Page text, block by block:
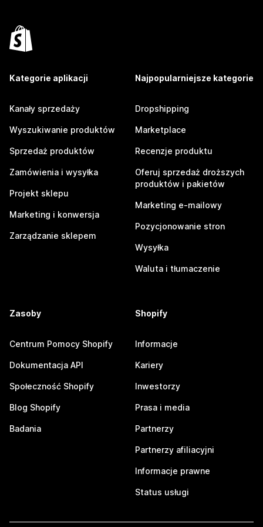
Kategorie aplikacji
Kanały sprzedaży
Wyszukiwanie produktów
Sprzedaż produktów
Zamówienia i wysyłka
Projekt sklepu
Marketing i konwersja
Zarządzanie sklepem
Najpopularniejsze kategorie
Dropshipping
Marketplace
Recenzje produktu
Oferuj sprzedaż droższych
produktów i pakietów
Marketing e-mailowy
Pozycjonowanie stron
Wysyłka
Waluta i tłumaczenie
Zasoby
Centrum Pomocy Shopify
Dokumentacja API
Społeczność Shopify
Blog Shopify
Badania
Shopify
Informacje
Kariery
Inwestorzy
Prasa i media
Partnerzy
Partnerzy afiliacyjni
Informacje prawne
Status usługi